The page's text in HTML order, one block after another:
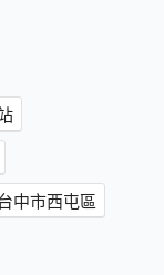
中市西屯區